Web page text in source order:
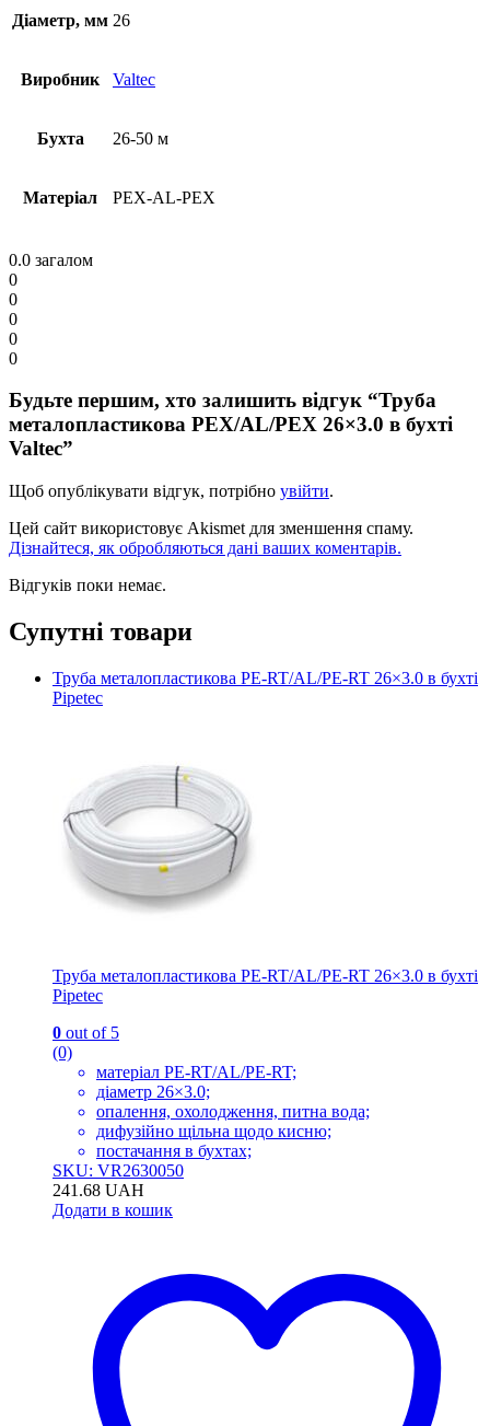
Діаметр, мм 26
Виробник Valtec
Бухта 26-50 м
Матеріал PEX-AL-PEX
0.0 загалом
0
0
0
0
0
Будьте першим, хто залишить відгук “Труба
металопластикова PEX/AL/PEX 26×3.0 в бухті
Valtec”
Щоб опублікувати відгук, потрібно увійти.
Цей сайт використовує Akismet для зменшення спаму.
Дізнайтеся, як обробляються дані ваших коментарів.
Відгуків поки немає.
Супутні товари
Труба металопластикова PE-RT/AL/PE-RT 26×3.0 в бухті
Pipetec
Труба металопластикова PE-RT/AL/PE-RT 26×3.0 в бухті
Pipetec
0 out of 5
(0)
матеріал PE-RT/AL/PE-RT;
діаметр 26×3.0;
опалення, охолодження, питна вода;
дифузійно щільна щодо кисню;
постачання в бухтах;
SKU: VR2630050
241.68 UAH
Додати в кошик